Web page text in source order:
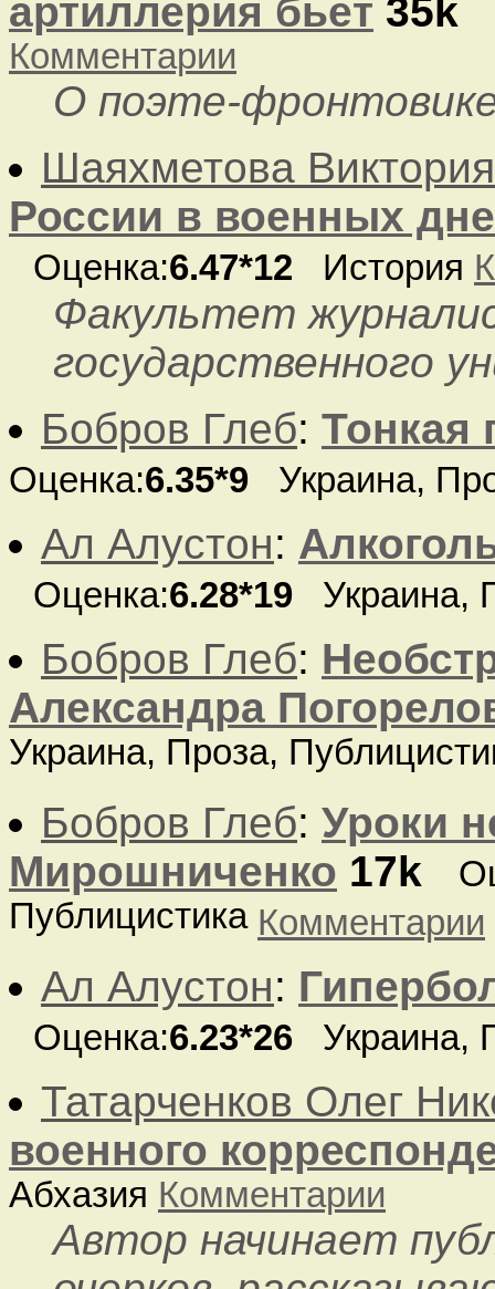
артиллерия бьёт 35k
Комментарии
О поэте-
Шаяхметова
России в военных
Оценка:6.47*12 История
Факультет
государственного
Бобров Глеб: Тонкая
Оценка:6.35*9 Украина,
Ал Алустон:
Оценка:6.28*19 Украина,
Бобров Глеб:
Александра
Украина, Проза,
Бобров Глеб: Уроки
Мирошниченко 17k
Публицистика Комментарии
Ал Алустон:
Оценка:6.23*26 Украина,
Татарченков Олег
военного
Абхазия Комментарии
Автор начинает